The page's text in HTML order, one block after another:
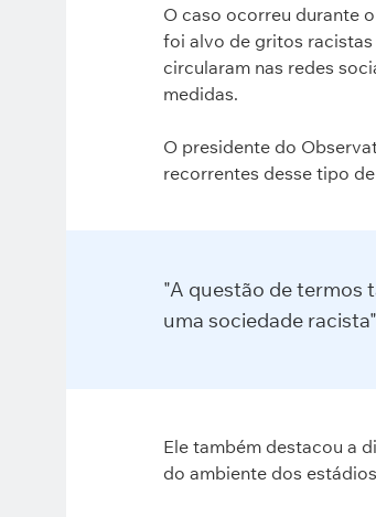
O caso ocorreu durante
foi alvo de gritos
circularam nas redes
medidas.
O presidente do
recorrentes desse tipo
"A questão de termos
uma sociedade
Ele também destacou a
do ambiente dos